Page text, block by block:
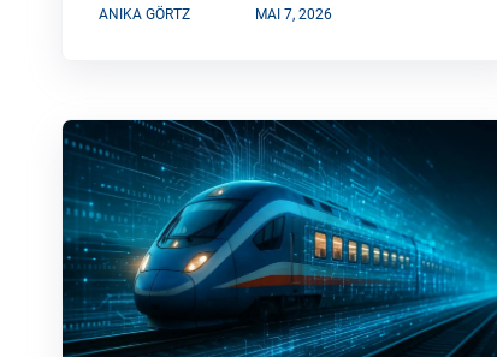
ANIKA GÖRTZ MAI 7, 2026